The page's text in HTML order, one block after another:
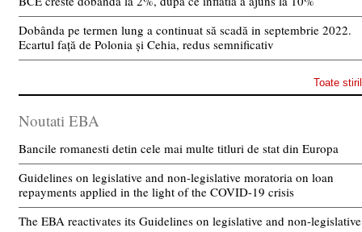
Dobânda pe termen lung a continuat să scadă in septembrie 2022.
Ecartul față de Polonia și Cehia, redus semnificativ
Toate
Noutati EBA
Bancile romanesti detin cele mai multe titluri de stat din Europa
Guidelines on legislative and non-legislative moratoria on loan
repayments applied in the light of the COVID-19 crisis
The EBA reactivates its Guidelines on legislative and non-legislative